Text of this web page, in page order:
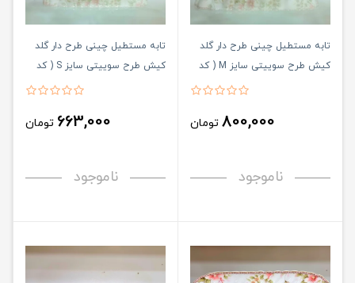
تابه مستطیل چینی طرح دار گلد
کیش طرح سوییتی سایز M ( کد
800,000 تومان
ناموجود
تابه مستطیل چینی طرح دار گلد
کیش طرح سوییتی سایز S ( کد
663,000 تومان
ناموجود